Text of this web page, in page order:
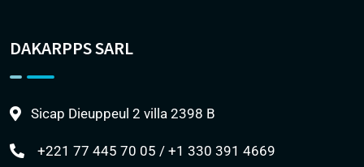
DAKARPPS SARL
Sicap Dieuppeul 2 villa 2398 B
+221 77 445 70 05 / +1 330 391 4669